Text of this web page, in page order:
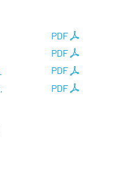
PDF
PDF
PDF
PDF